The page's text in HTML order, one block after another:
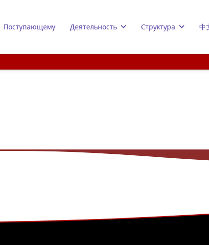
Поступающему Деятельность Структура 中